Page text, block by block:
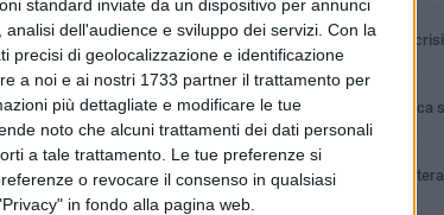
standard inviate da un dispositivo per annunci
dell'audience e sviluppo dei servizi. Con la
precisi di geolocalizzazione e identificazione
a noi e ai nostri 1733 partner il trattamento per
più dettagliate e modificare le tue
noto che alcuni trattamenti dei dati personali
a tale trattamento. Le tue preferenze si
o revocare il consenso in qualsiasi
in fondo alla pagina web.
le cause che hanno
Viggiano ed
Oli con particolare
di alto profilo
tutti gli
LUNEDÌ 3 AGOSTO
Basilicata: passata la
LUNEDÌ 3 AGOSTO
Guardia medica turistica
SABATO 1 AGOSTO
Confcommercio: a
le tasche